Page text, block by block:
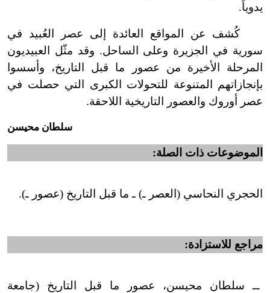
يدوياً.
كُشف عن المواقع العائدة إلى عصر العُبيد في
سورية في الجزيرة وعلى الساحل. وقد مثّل العبيديون
المرحلة الأخيرة من عصور ما قبل التاريخ، وأسسوا
بإنجازاتهم المتنوعة للتحولات الكبرى التي حصلت في
عصر أوروك والعصور التاريخية اللاحقة.
سلطان محيسن
الموضوعات ذات الصلة:
الحجري النحاسي (العصر ـ) ـ ما قبل التاريخ (عصور ـ).
مراجع للاستزادة:
ــ سلطان محيسن، عصور ما قبل التاريخ (جامعة